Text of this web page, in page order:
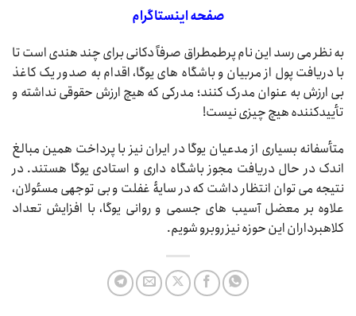
صفحه اینستاگرام
به نظر می رسد این نام پرطمطراق صرفاً دکانی برای چند هندی است تا
با دریافت پول از مربیان و باشگاه های یوگا، اقدام به صدور یک کاغذ
بی ارزش به عنوان مدرک کنند؛ مدرکی که هیچ ارزش حقوقی نداشته و
تأییدکننده هیچ چیزی نیست!
متأسفانه بسیاری از مدعیان یوگا در ایران نیز با پرداخت همین مبالغ
اندک در حال دریافت مجوز باشگاه داری و استادی یوگا هستند. در
نتیجه می توان انتظار داشت که در سایۀ غفلت و بی توجهی مسئولان،
علاوه بر معضل آسیب های جسمی و روانی یوگا، با افزایش تعداد
کلاهبرداران این حوزه نیز روبرو شویم.